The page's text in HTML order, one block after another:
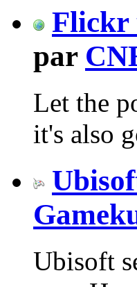
Flickr
par
Let the
it's also
Ubisoft